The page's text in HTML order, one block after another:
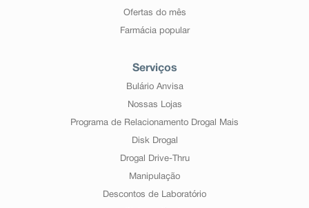
Ofertas do mês
Farmácia popular
Serviços
Bulário Anvisa
Nossas Lojas
Programa de Relacionamento Drogal Mais
Disk Drogal
Drogal Drive-Thru
Manipulação
Descontos de Laboratório